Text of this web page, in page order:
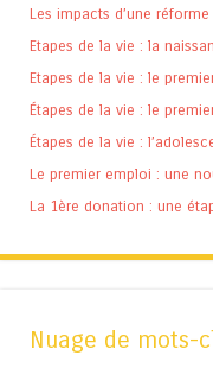
Les impacts d’une
Etapes de la vie : la
Etapes de la vie : le
Étapes de la vie : le
Étapes de la vie :
Le premier emploi : une
La 1ère donation : une
Nuage de mots-